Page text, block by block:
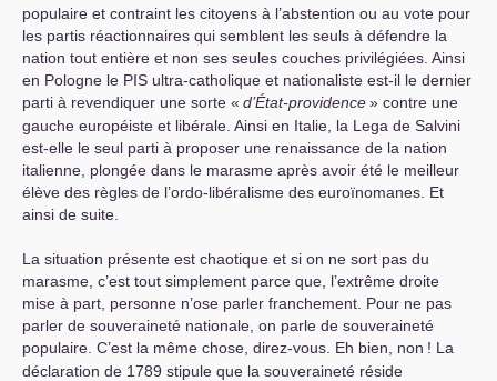
populaire et contraint les citoyens à l’abstention ou au vote pour
les partis réactionnaires qui semblent les seuls à défendre la
nation tout entière et non ses seules couches privilégiées. Ainsi
en Pologne le PIS ultra-catholique et nationaliste est-il le dernier
parti à revendiquer une sorte « d’État-providence» contre une
gauche européiste et libérale. Ainsi en Italie, la Lega de Salvini
est-elle le seul parti à proposer une renaissance de la nation
italienne, plongée dans le marasme après avoir été le meilleur
élève des règles de l’ordo-libéralisme des euroïnomanes. Et
ainsi de suite.
La situation présente est chaotique et si on ne sort pas du
marasme, c’est tout simplement parce que, l’extrême droite
mise à part, personne n’ose parler franchement. Pour ne pas
parler de souveraineté nationale, on parle de souveraineté
populaire. C’est la même chose, direz-vous. Eh bien, non ! La
déclaration de 1789 stipule que la souveraineté réside